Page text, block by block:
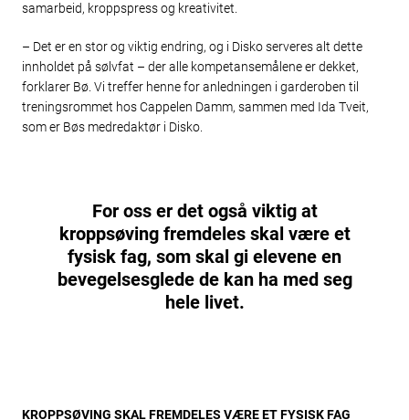
samarbeid, kroppspress og kreativitet.
– Det er en stor og viktig endring, og i Disko serveres alt dette
innholdet på sølvfat – der alle kompetansemålene er dekket,
forklarer Bø. Vi treffer henne for anledningen i garderoben til
treningsrommet hos Cappelen Damm, sammen med Ida Tveit,
som er Bøs medredaktør i Disko.
For oss er det også viktig at
kroppsøving fremdeles skal være et
fysisk fag, som skal gi elevene en
bevegelsesglede de kan ha med seg
hele livet.
KROPPSØVING SKAL FREMDELES VÆRE ET FYSISK FAG